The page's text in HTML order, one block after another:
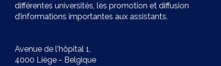
différentes universités, les promotion et diffusion
d’informations importantes aux assistants.
Avenue de l'hôpital 1,
4000 Liège - Belgique